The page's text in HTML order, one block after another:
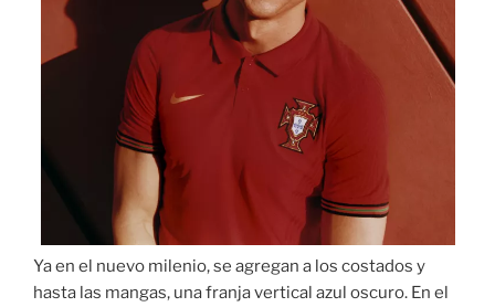
Ya en el nuevo milenio, se agregan a los costados y
hasta las mangas, una franja vertical azul oscuro. En el